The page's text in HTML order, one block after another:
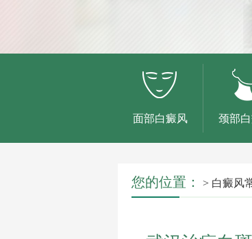
面部白癜风 颈部
您的位置： > 白癜风